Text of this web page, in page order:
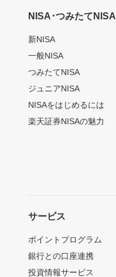
NISA･つみたてNISA
新NISA
一般NISA
つみたてNISA
ジュニアNISA
NISAをはじめるには
楽天証券NISAの魅力
サービス
ポイントプログラム
銀行との口座連携
投資情報サービス